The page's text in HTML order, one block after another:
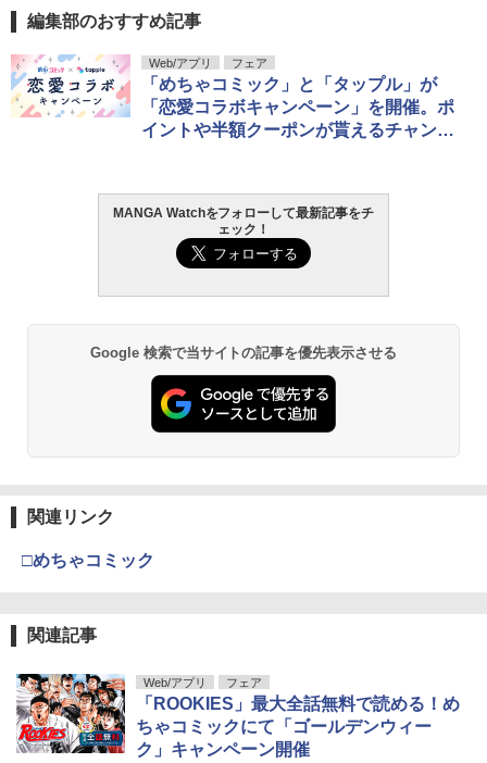
編集部のおすすめ記事
Web/アプリ フェア
「めちゃコミック」と「タップル」が
「恋愛コラボキャンペーン」を開催。ポ
イントや半額クーポンが貰えるチャン
MANGA Watchをフォローして最新記事をチ
ェック！
Google 検索で当サイトの記事を優先表示させる
関連リンク
□めちゃコミック
関連記事
Web/アプリ フェア
「ROOKIES」最大全話無料で読める！め
ちゃコミックにて「ゴールデンウィー
ク」キャンペーン開催